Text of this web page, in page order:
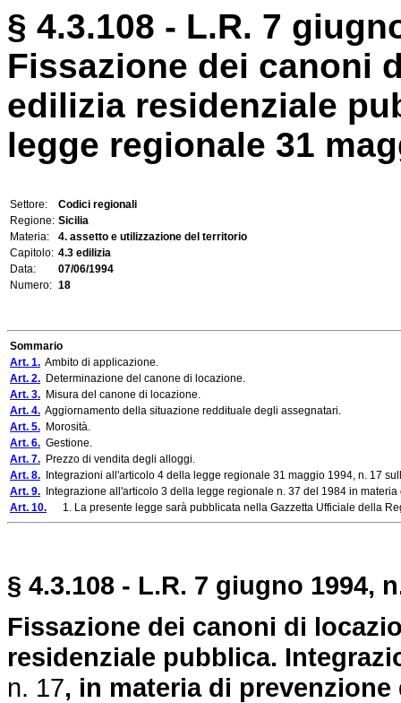
§ 4.3.108 - L.R. 7
Fissazione dei canoni
edilizia residenziale
legge regionale 31
Settore:
Codici regionali
Regione: Sicilia
Materia:
4. assetto e utilizzazione del territorio
Capitolo: 4.3 edilizia
Data:
07/06/1994
Numero: 18
Sommario
Art. 1. Ambito di applicazione.
Art. 2. Determinazione del canone di locazione.
Art. 3. Misura del canone di locazione.
Art. 4. Aggiornamento della situazione reddituale degli assegnatari.
Art. 5. Morosità.
Art. 6. Gestione.
Art. 7. Prezzo di vendita degli alloggi.
Art. 8. Integrazioni all'articolo 4 della legge regionale 31 maggio 1994, n. 17
Art. 9. Integrazione all'articolo 3 della legge regionale n. 37 del 1984 in
Art. 10. 1. La presente legge sarà pubblicata nella Gazzetta Ufficiale della
§ 4.3.108 - L.R. 7 giugno 1994,
Fissazione dei canoni di
residenziale pubblica.
n. 17, in materia di